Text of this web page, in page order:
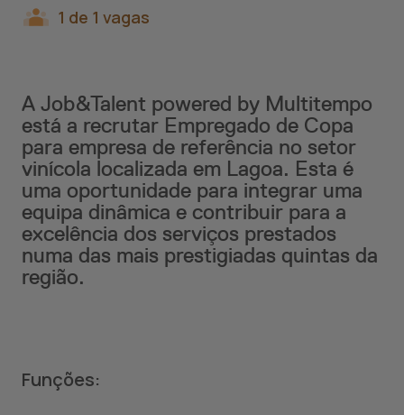
A Job&Talent powered by Multitempo
está a recrutar Empregado de Copa
para empresa de referência no setor
vinícola localizada em Lagoa. Esta é
uma oportunidade para integrar uma
equipa dinâmica e contribuir para a
excelência dos serviços prestados
numa das mais prestigiadas quintas da
região.
Funções:
1 de 1 vagas